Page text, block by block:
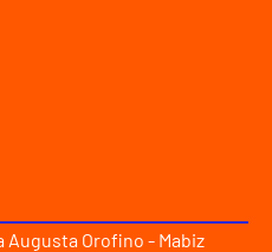
Orofino - Mabiz